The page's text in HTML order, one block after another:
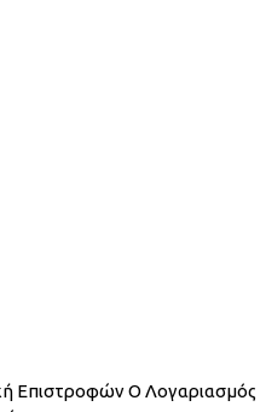
ΕπιστροφώνΟ Λογαριασμός